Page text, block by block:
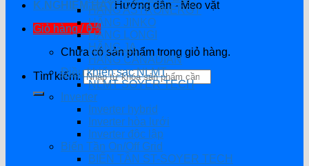
K.NGHIỆM HAYHướng dẫn - Mẹo vặt
Giỏ hàng /0₫
Chưa có sản phẩm trong giỏ hàng.
Tìm kiếm:
HÃNG ASTRONERGY
HÃNG JINKO
HÃNG LONGI
HÃNG JA
HÃNG CANADIAN
Điều khiển sạc NLMT
NLMT SOYER TECH
Inverter
Inverter hybrid
Inverter hòa lưới
Inverter độc lập
Biến Tần On/Off Grid
BIẾN TẦN ST-SOYER TECH